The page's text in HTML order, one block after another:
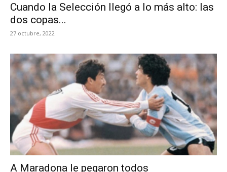
Cuando la Selección llegó a lo más alto: las
dos copas...
27 octubre, 2022
A Maradona le pegaron todos